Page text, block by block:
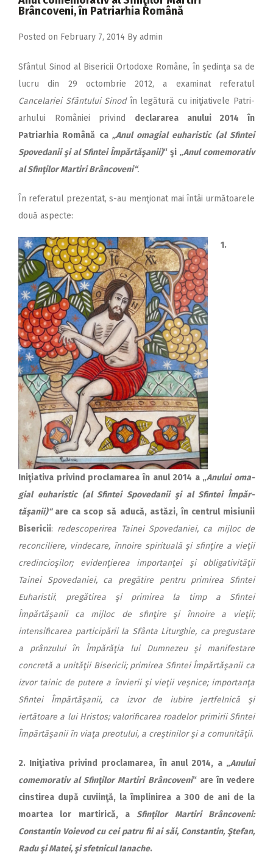
Brâncoveni, în Patriarhia Română
Posted on February 7, 2014 By admin
Sfântul Sinod al Bi­sericii Ortodoxe Ro­mâ­ne, în şedinţa sa de
lucru din 29 oc­tom­brie 2012, a examinat refe­ra­tul
Cancelariei Sfântului Sinodîn legătură cu iniţiativele Pa­tri­
ar­hului României privind decla­rarea anului 2014 în
Patriarhia Română ca „Anul omagial euharistic (al Sfintei
Spovedanii şi al Sfintei Împărtăşanii)“ şi „Anul comemorativ
al Sfinţilor Martiri Brâncoveni“.
În referatul prezentat, s-au men­ţionat mai întâi ur­mă­toa­re­le
două aspecte:
1.
Iniţiativa privind pro­cla­ma­­rea în anul 2014 a „Anului o­ma­
gial euharistic (al Sfintei Spo­­ve­danii şi al Sfintei Îm­păr­
tăşanii)“are ca scop să aducă, astăzi, în centrul misiunii
Bi­se­ricii: redes­coperirea Tainei Spo­vedaniei, ca mijloc de
reconciliere, vindecare, înnoire spirituală şi sfinţire a vieţii
credincioşilor; evidenţierea im­por­tan­ţei şi obligativităţii
Tainei Spo­vedaniei, ca pregătire pentru primirea Sfintei
Euharistii; pre­gă­ti­rea şi primirea la timp a Sfintei
Împărtăşanii ca mijloc de sfinţire şi înnoire a vieţii;
intensificarea participării la Sfânta Liturghie, ca pregustare
a prân­zu­lui în Îm­pă­ră­ţia lui Dum­nezeu şi manifestare
concretă a unităţii Bisericii; pri­mi­rea Sfin­tei Împărtăşanii ca
izvor tainic de putere a învierii şi vieţii veşnice; importanţa
Sfintei Îm­păr­tă­şanii, ca izvor de iubire jert­felnică şi
iertătoare a lui Hristos; va­lo­rificarea roadelor primirii Sfintei
Împărtăşanii în viaţa preotului, a creştinilor şi a comunităţii.
2. Iniţiativa privind procla­ma­rea, în anul 2014, a „Anului
comemorativ al Sfinţilor Martiri Brâncoveni“ are în vedere
cinstirea după cuviinţă, la îm­pli­ni­rea a 300 de ani de la
moartea lor martirică, aSfinţilor Martiri Brâncoveni:
Constantin Voievod cu cei patru fii ai săi, Con­stan­tin, Ştefan,
Radu şi Matei, şi sfetnicul Ianache.